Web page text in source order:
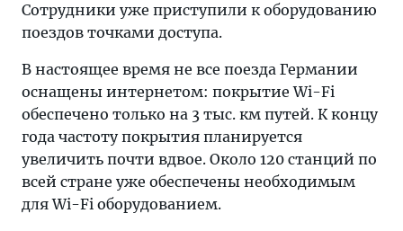
Сотрудники уже приступили к оборудованию
поездов точками доступа.
В настоящее время не все поезда Германии
оснащены интернетом: покрытие Wi-Fi
обеспечено только на 3 тыс. км путей. К концу
года частоту покрытия планируется
увеличить почти вдвое. Около 120 станций по
всей стране уже обеспечены необходимым
для Wi-Fi оборудованием.